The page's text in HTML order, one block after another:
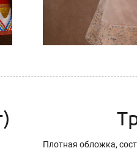
Плотная обложка,